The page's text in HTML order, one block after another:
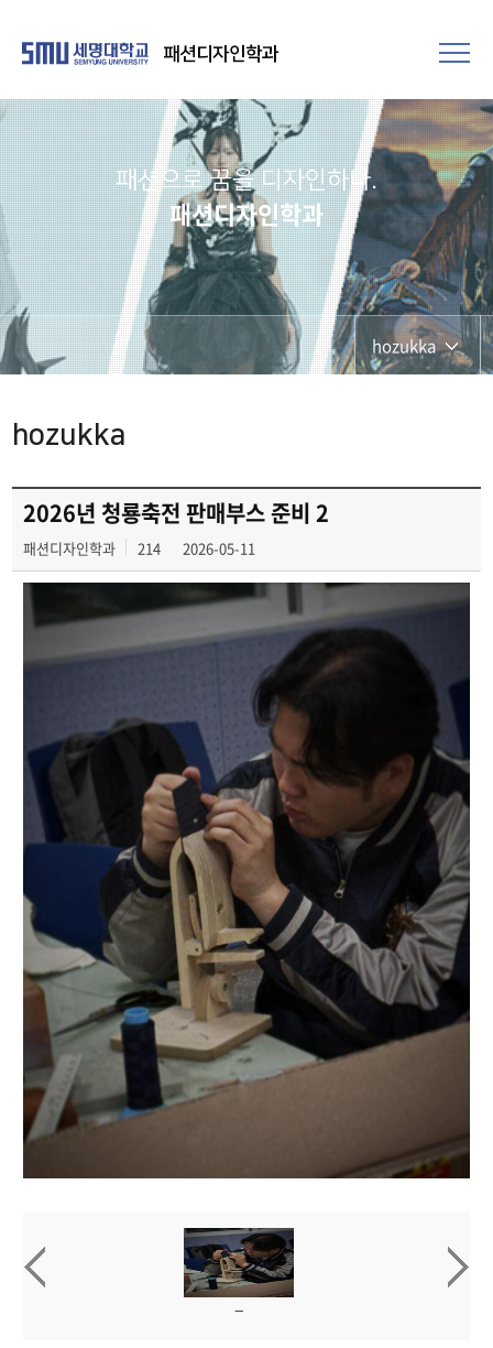
패션디자인학과
패션으로 꿈을 디자인하다.
패션디자인학과
hozukka
동아리
hozukka
2026년 청룡축전 판매부스 준비 2
패션디자인학과 214 2026-05-11